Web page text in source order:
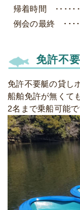
免許不
免許不要艇の貸し
船舶免許が無くて
2名まで乗船可能で